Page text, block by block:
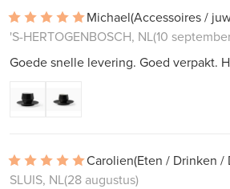
Michael(Accessoires /
'S-HERTOGENBOSCH, NL(10
Goede snelle levering. Goed verpakt.
Carolien(Eten / Drinken /
SLUIS, NL(28 augustus)